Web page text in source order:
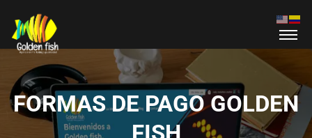
FORMAS DE PAGO GOLDEN